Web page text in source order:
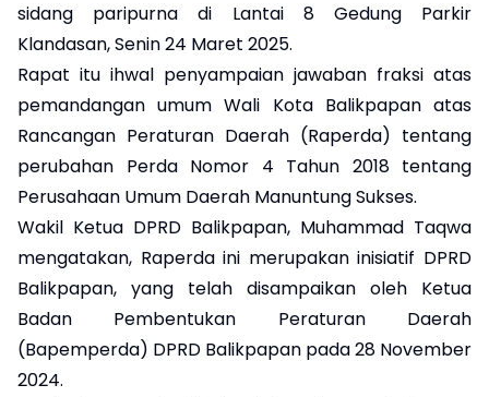
sidang paripurna di Lantai 8 Gedung Parkir
Klandasan, Senin 24 Maret 2025.
Rapat itu ihwal penyampaian jawaban fraksi atas
pemandangan umum Wali Kota Balikpapan atas
Rancangan Peraturan Daerah (Raperda) tentang
perubahan Perda Nomor 4 Tahun 2018 tentang
Perusahaan Umum Daerah Manuntung Sukses.
Wakil Ketua DPRD Balikpapan, Muhammad Taqwa
mengatakan, Raperda ini merupakan inisiatif DPRD
Balikpapan, yang telah disampaikan oleh Ketua
Badan Pembentukan Peraturan Daerah
(Bapemperda) DPRD Balikpapan pada 28 November
2024.